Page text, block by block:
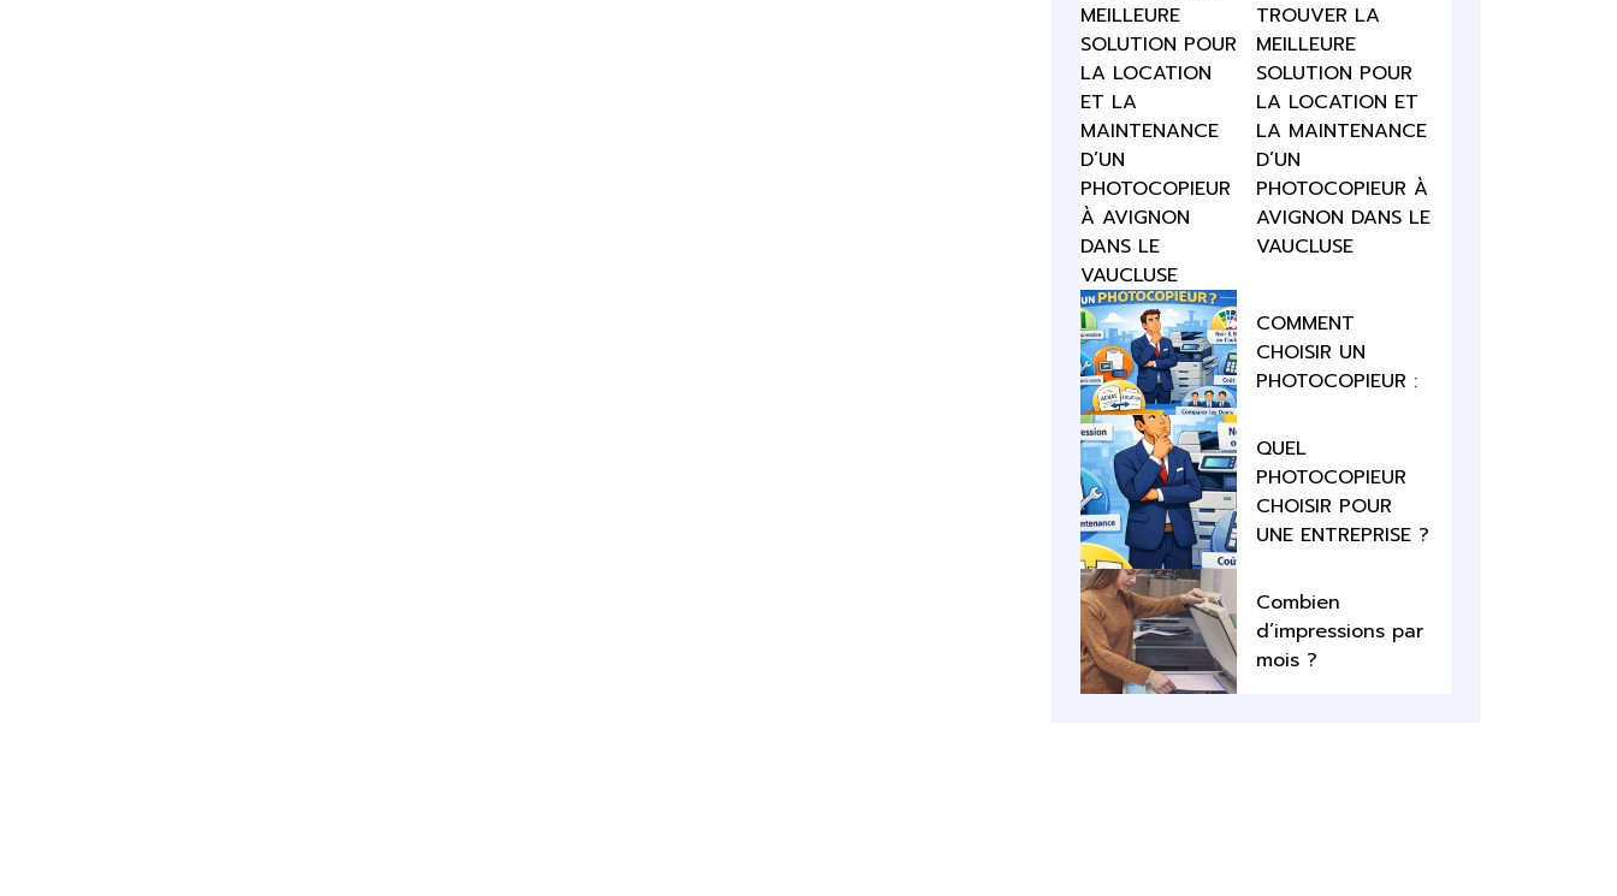
TROUVER LA
MEILLEURE
SOLUTION POUR
LA LOCATION ET
LA MAINTENANCE
D’UN
PHOTOCOPIEUR À
AVIGNON DANS LE
VAUCLUSE
COMMENT
CHOISIR UN
PHOTOCOPIEUR :
QUEL
PHOTOCOPIEUR
CHOISIR POUR
UNE ENTREPRISE ?
Combien
d’impressions par
mois ?